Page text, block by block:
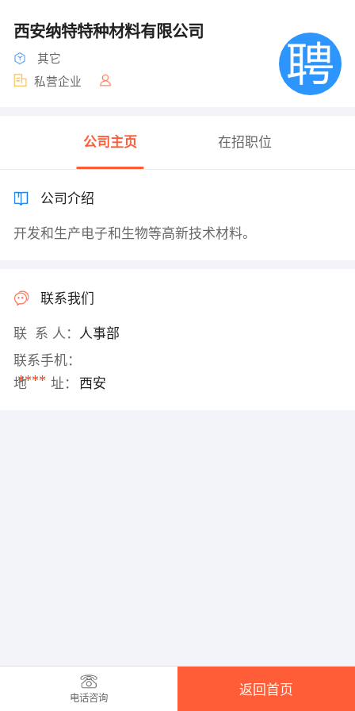
西安纳特特种材料有限公司
其它
私营企业
公司主页 在招职位
公司介绍
开发和生产电子和生物等高新技术材料。
联系我们
联 系 人： 人事部
联系手机：
****
地 址： 西安
电话咨询
返回首页